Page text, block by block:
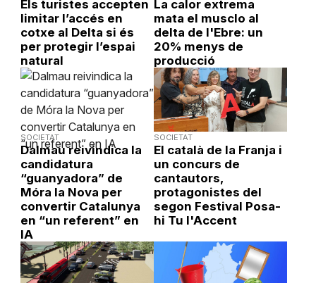
Els turistes accepten
limitar l’accés en
cotxe al Delta si és
per protegir l’espai
natural
La calor extrema
mata el musclo al
delta de l'Ebre: un
20% menys de
producció
SOCIETAT
Dalmau reivindica la
candidatura
“guanyadora” de
Móra la Nova per
convertir Catalunya
en “un referent” en
IA
SOCIETAT
El català de la Franja i
un concurs de
cantautors,
protagonistes del
segon Festival Posa-
hi Tu l'Accent